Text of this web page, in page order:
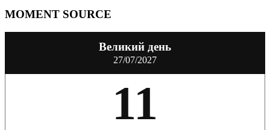
MOMENT SOURCE
Великий день
27/07/2027
11